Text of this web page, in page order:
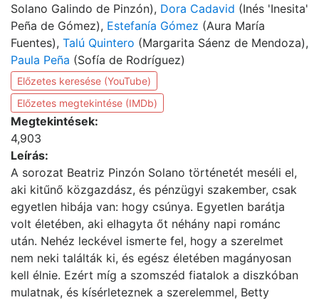
Solano Galindo de Pinzón), Dora Cadavid (Inés 'Inesita'
Peña de Gómez), Estefanía Gómez (Aura María
Fuentes), Talú Quintero (Margarita Sáenz de Mendoza),
Paula Peña (Sofía de Rodríguez)
Előzetes keresése (YouTube)
Előzetes megtekintése (IMDb)
Megtekintések:
4,903
Leírás:
A sorozat Beatriz Pinzón Solano történetét meséli el,
aki kitűnő közgazdász, és pénzügyi szakember, csak
egyetlen hibája van: hogy csúnya. Egyetlen barátja
volt életében, aki elhagyta őt néhány napi románc
után. Nehéz leckével ismerte fel, hogy a szerelmet
nem neki találták ki, és egész életében magányosan
kell élnie. Ezért míg a szomszéd fiatalok a diszkóban
mulatnak, és kísérleteznek a szerelemmel, Betty